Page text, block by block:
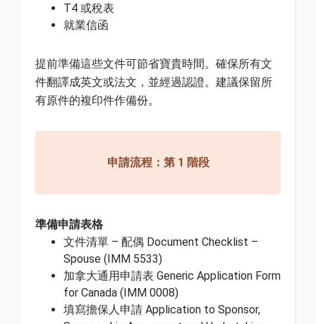
T4 或稅表
就業信函
提前準備這些文件可節省寶貴時間。確保所有文
件翻譯成英文或法文，並經過認證。建議保留所
有原件的複印件作備份。
申請流程：第 1 階段
準備申請表格
文件清單 – 配偶 Document Checklist –
Spouse (IMM 5533)
加拿大通用申請表 Generic Application Form
for Canada (IMM 0008)
填寫擔保人申請 Application to Sponsor,